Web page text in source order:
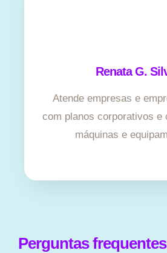
Renata G.
Atende empresas e
com planos corporativos e
máquinas e
Perguntas